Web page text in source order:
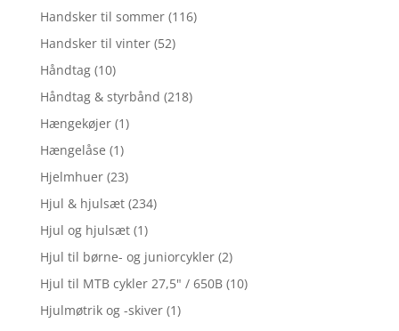
Handsker til sommer (116)
Handsker til vinter (52)
Håndtag (10)
Håndtag & styrbånd (218)
Hængekøjer (1)
Hængelåse (1)
Hjelmhuer (23)
Hjul & hjulsæt (234)
Hjul og hjulsæt (1)
Hjul til børne- og juniorcykler (2)
Hjul til MTB cykler 27,5" / 650B (10)
Hjulmøtrik og -skiver (1)